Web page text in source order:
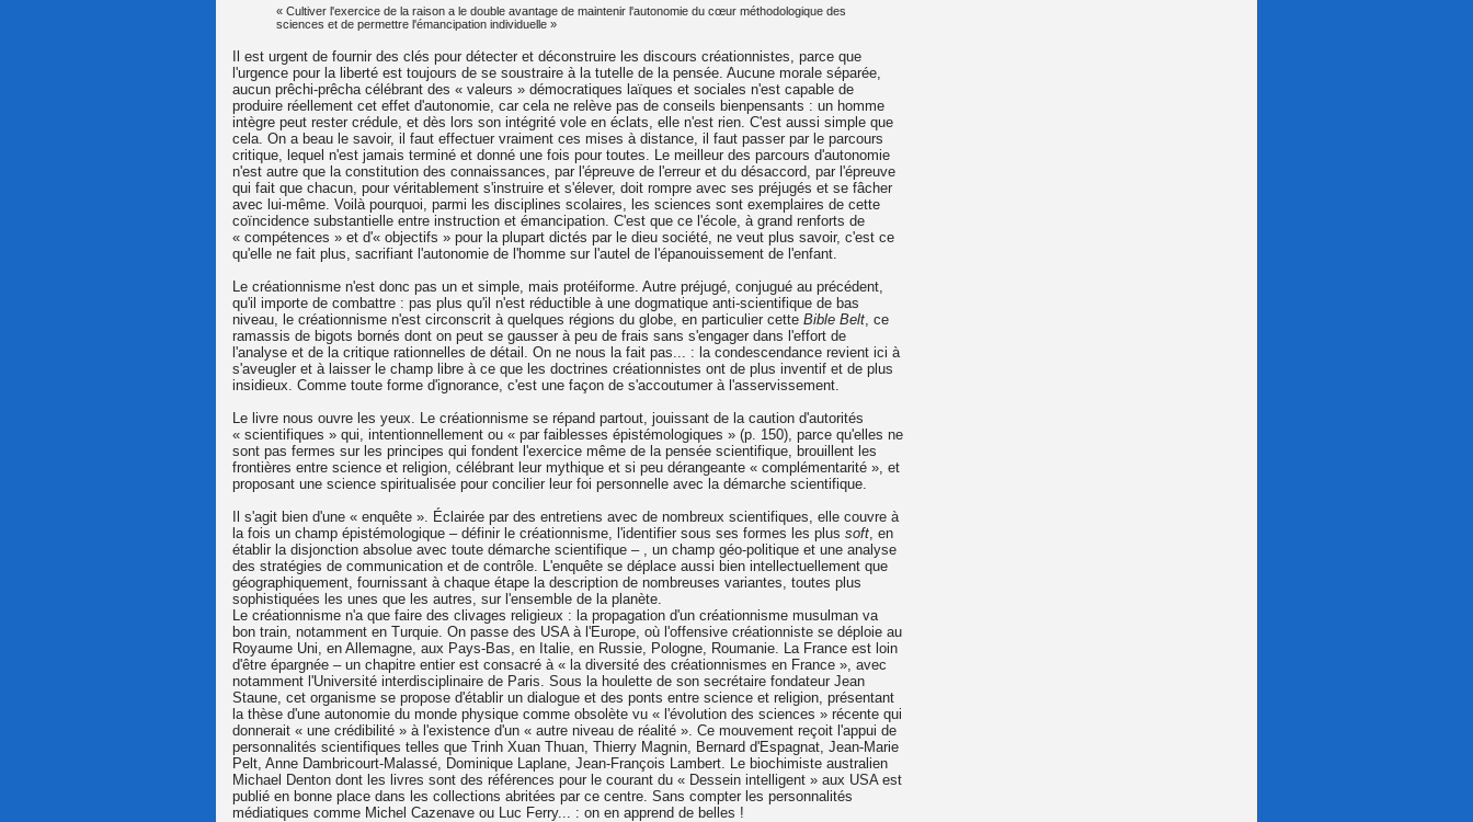
« Cultiver l'exercice de la raison a le double avantage de maintenir l'autonomie du cœur méthodologique des
sciences et de permettre l'émancipation individuelle »
Il est urgent de fournir des clés pour détecter et déconstruire les discours créationnistes, parce que
l'urgence pour la liberté est toujours de se soustraire à la tutelle de la pensée. Aucune morale séparée,
aucun prêchi-prêcha célébrant des « valeurs » démocratiques laïques et sociales n'est capable de
produire réellement cet effet d'autonomie, car cela ne relève pas de conseils bienpensants : un homme
intègre peut rester crédule, et dès lors son intégrité vole en éclats, elle n'est rien. C'est aussi simple que
cela. On a beau le savoir, il faut effectuer vraiment ces mises à distance, il faut passer par le parcours
critique, lequel n'est jamais terminé et donné une fois pour toutes. Le meilleur des parcours d'autonomie
n'est autre que la constitution des connaissances, par l'épreuve de l'erreur et du désaccord, par l'épreuve
qui fait que chacun, pour véritablement s'instruire et s'élever, doit rompre avec ses préjugés et se fâcher
avec lui-même. Voilà pourquoi, parmi les disciplines scolaires, les sciences sont exemplaires de cette
coïncidence substantielle entre instruction et émancipation. C'est que ce l'école, à grand renforts de
« compétences » et d'« objectifs » pour la plupart dictés par le dieu société, ne veut plus savoir, c'est ce
qu'elle ne fait plus, sacrifiant l'autonomie de l'homme sur l'autel de l'épanouissement de l'enfant.
Le créationnisme n'est donc pas un et simple, mais protéiforme. Autre préjugé, conjugué au précédent,
qu'il importe de combattre : pas plus qu'il n'est réductible à une dogmatique anti-scientifique de bas
niveau, le créationnisme n'est circonscrit à quelques régions du globe, en particulier cette Bible Belt , ce
ramassis de bigots bornés dont on peut se gausser à peu de frais sans s'engager dans l'effort de
l'analyse et de la critique rationnelles de détail. On ne nous la fait pas... : la condescendance revient ici à
s'aveugler et à laisser le champ libre à ce que les doctrines créationnistes ont de plus inventif et de plus
insidieux. Comme toute forme d'ignorance, c'est une façon de s'accoutumer à l'asservissement.
Le livre nous ouvre les yeux. Le créationnisme se répand partout, jouissant de la caution d'autorités
« scientifiques » qui, intentionnellement ou « par faiblesses épistémologiques » (p. 150), parce qu'elles ne
sont pas fermes sur les principes qui fondent l'exercice même de la pensée scientifique, brouillent les
frontières entre science et religion, célébrant leur mythique et si peu dérangeante « complémentarité », et
proposant une science spiritualisée pour concilier leur foi personnelle avec la démarche scientifique.
Il s'agit bien d'une « enquête ». Éclairée par des entretiens avec de nombreux scientifiques, elle couvre à
la fois un champ épistémologique – définir le créationnisme, l'identifier sous ses formes les plus soft , en
établir la disjonction absolue avec toute démarche scientifique – , un champ géo-politique et une analyse
des stratégies de communication et de contrôle. L'enquête se déplace aussi bien intellectuellement que
géographiquement, fournissant à chaque étape la description de nombreuses variantes, toutes plus
sophistiquées les unes que les autres, sur l'ensemble de la planète.
Le créationnisme n'a que faire des clivages religieux : la propagation d'un créationnisme musulman va
bon train, notamment en Turquie. On passe des USA à l'Europe, où l'offensive créationniste se déploie au
Royaume Uni, en Allemagne, aux Pays-Bas, en Italie, en Russie, Pologne, Roumanie. La France est loin
d'être épargnée – un chapitre entier est consacré à « la diversité des créationnismes en France », avec
notamment l'Université interdisciplinaire de Paris. Sous la houlette de son secrétaire fondateur Jean
Staune, cet organisme se propose d'établir un dialogue et des ponts entre science et religion, présentant
la thèse d'une autonomie du monde physique comme obsolète vu « l'évolution des sciences » récente qui
donnerait « une crédibilité » à l'existence d'un « autre niveau de réalité ». Ce mouvement reçoit l'appui de
personnalités scientifiques telles que Trinh Xuan Thuan, Thierry Magnin, Bernard d'Espagnat, Jean-Marie
Pelt, Anne Dambricourt-Malassé, Dominique Laplane, Jean-François Lambert. Le biochimiste australien
Michael Denton dont les livres sont des références pour le courant du « Dessein intelligent » aux USA est
publié en bonne place dans les collections abritées par ce centre. Sans compter les personnalités
médiatiques comme Michel Cazenave ou Luc Ferry... : on en apprend de belles !